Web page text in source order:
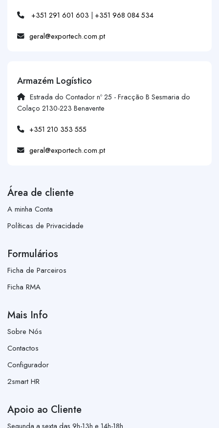
+351 291 601 603 | +351 968 084 534
geral@exportech.com.pt
Armazém Logístico
Estrada do Contador nº 25 - Fracção B Sesmaria do
Colaço 2130-223 Benavente
+351 210 353 555
geral@exportech.com.pt
Área de cliente
A minha Conta
Políticas de Privacidade
Formulários
Ficha de Parceiros
Ficha RMA
Mais Info
Sobre Nós
Contactos
Configurador
2smart HR
Apoio ao Cliente